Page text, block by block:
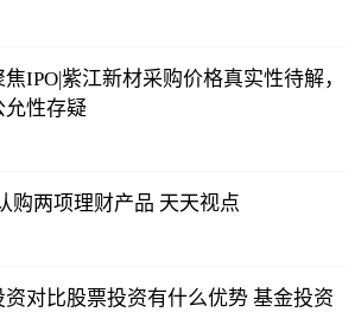
焦IPO|紫江新材采购价格真实性待解，
允性存疑
购两项理财产品 天天视点
对比股票投资有什么优势 基金投资